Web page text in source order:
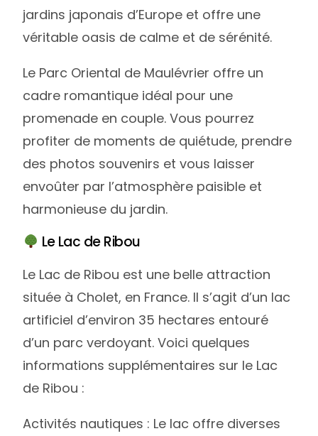
jardins japonais d’Europe et offre une
véritable oasis de calme et de sérénité.
Le Parc Oriental de Maulévrier offre un
cadre romantique idéal pour une
promenade en couple. Vous pourrez
profiter de moments de quiétude, prendre
des photos souvenirs et vous laisser
envoûter par l’atmosphère paisible et
harmonieuse du jardin.
Le Lac de Ribou
Le Lac de Ribou est une belle attraction
située à Cholet, en France. Il s’agit d’un lac
artificiel d’environ 35 hectares entouré
d’un parc verdoyant. Voici quelques
informations supplémentaires sur le Lac
de Ribou :
Activités nautiques : Le lac offre diverses